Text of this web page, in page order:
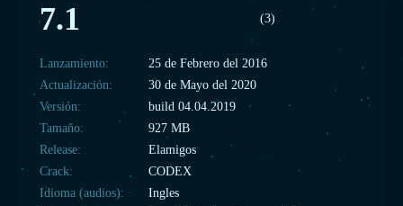
7.1 (3)
Lanzamiento:
25 de Febrero del 2016
Actualización:
30 de Mayo del 2020
Versión:
build 04.04.2019
Tamaño:
927 MB
Release:
Elamigos
Crack:
CODEX
Idioma (audios):
Ingles